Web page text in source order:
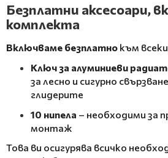
Безплатни аксесоари,
комплекта
Включваме безплатно към
Ключ за алуминиеви
за лесно и сигурно
глидерите
10 нипела – необходими за
монтаж
Това ви осигурява всичко